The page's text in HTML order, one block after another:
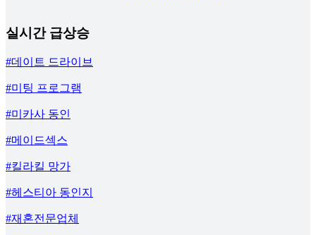
실시간 급상승
#데이트 드라이브
#미팅 프로그램
#미카사 동인
#메이드섹스
#킬라킬 망가
#헤스티아 동인지
#재혼전문업체